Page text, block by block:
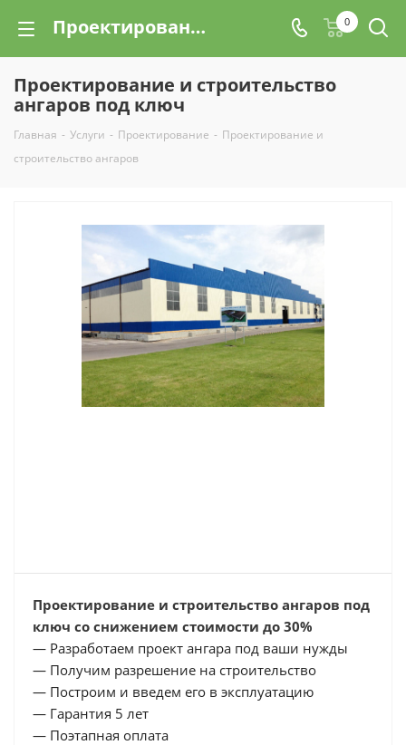
Проектирование и строительство ангаров под ключ в Санкт-Петербурге (СПб) | Цены на услуги 0
Проектирование и строительство
ангаров под ключ
Главная - Услуги - Проектирование - Проектирование и
строительство ангаров
Проектирование и строительство ангаров под
ключ со снижением стоимости до 30%
— Разработаем проект ангара под ваши нужды
— Получим разрешение на строительство
— Построим и введем его в эксплуатацию
— Гарантия 5 лет
— Поэтапная оплата